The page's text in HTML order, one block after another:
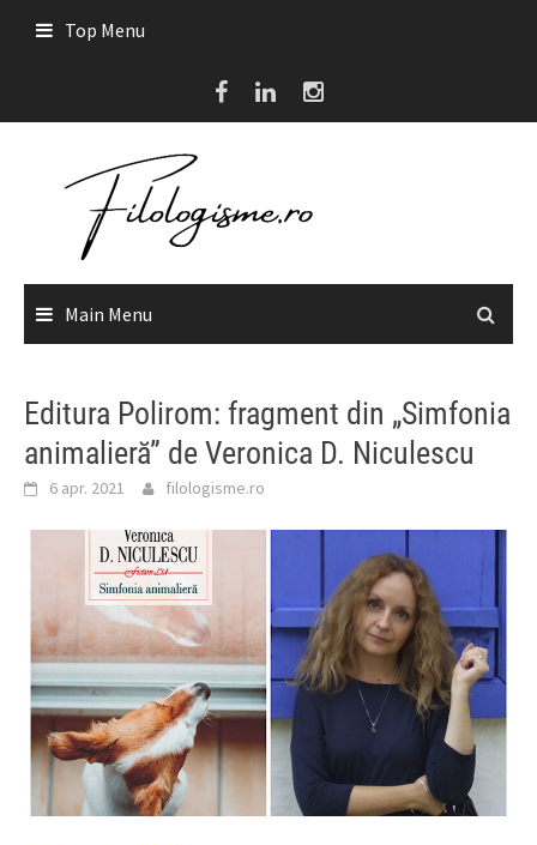
Top Menu
Main Menu
Editura Polirom: fragment din „Simfonia
animalieră” de Veronica D. Niculescu
6 apr. 2021 filologisme.ro